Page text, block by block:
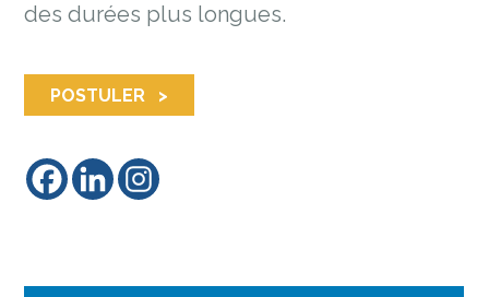
des durées plus longues.
POSTULER